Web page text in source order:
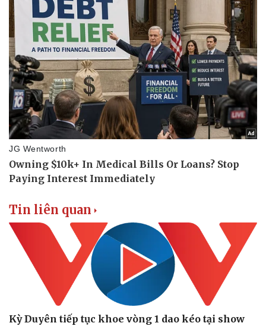
Tin liên quan
Kỳ Duyên tiếp tục khoe vòng 1 dao kéo tại show